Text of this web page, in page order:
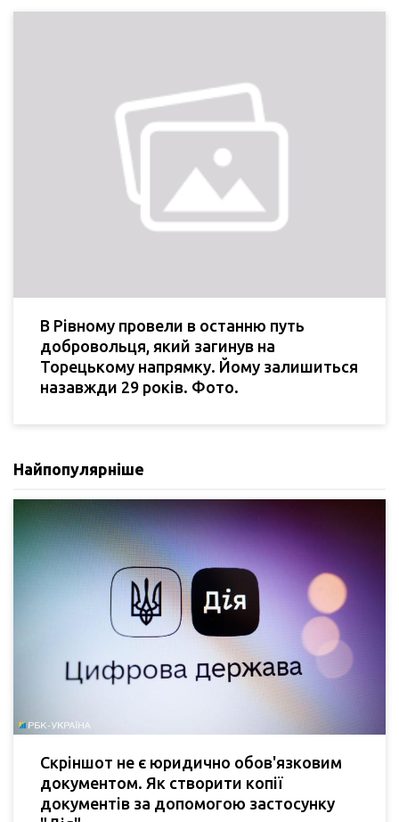
В Рівному провели в останню путь
добровольця, який загинув на
Торецькому напрямку. Йому залишиться
назавжди 29 років. Фото.
Найпопулярніше
Скріншот не є юридично обов'язковим
документом. Як створити копії
документів за допомогою застосунку